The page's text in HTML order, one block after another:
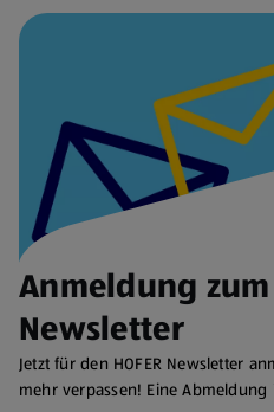
Anmeldung zum
Newsletter
Jetzt für den HOFER Newsletter
mehr verpassen! Eine